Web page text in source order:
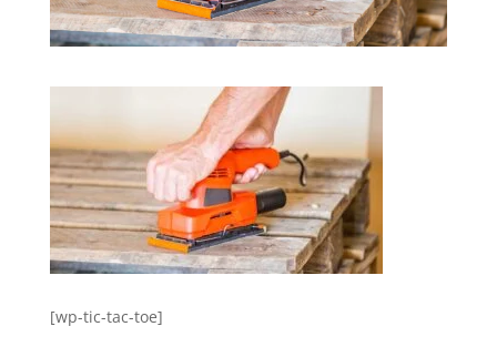
[wp-tic-tac-toe]